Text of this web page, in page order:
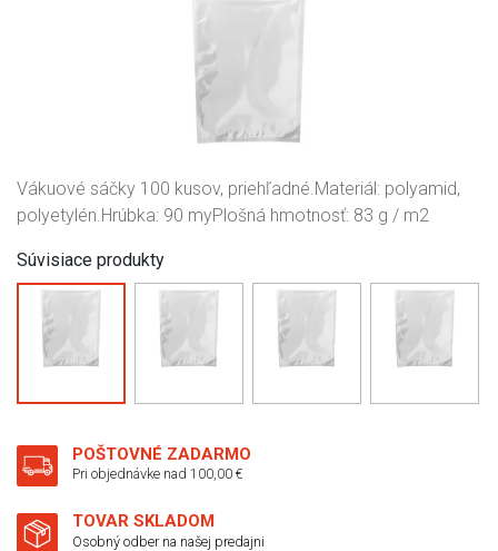
Vákuové sáčky 100 kusov, priehľadné.Materiál: polyamid,
polyetylén.Hrúbka: 90 myPlošná hmotnosť: 83 g / m2
Súvisiace produkty
POŠTOVNÉ ZADARMO
Pri objednávke nad 100,00 €
TOVAR SKLADOM
Osobný odber na našej predajni